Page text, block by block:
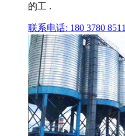
的工 .
联系电话: 180 3780 8511